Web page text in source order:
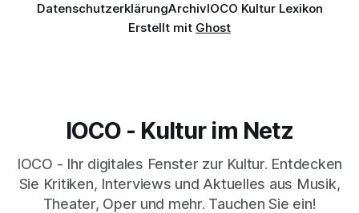
DatenschutzerklärungArchivIOCO Kultur Lexikon
Erstellt mit Ghost
IOCO - Kultur im Netz
IOCO - Ihr digitales Fenster zur Kultur. Entdecken
Sie Kritiken, Interviews und Aktuelles aus Musik,
Theater, Oper und mehr. Tauchen Sie ein!